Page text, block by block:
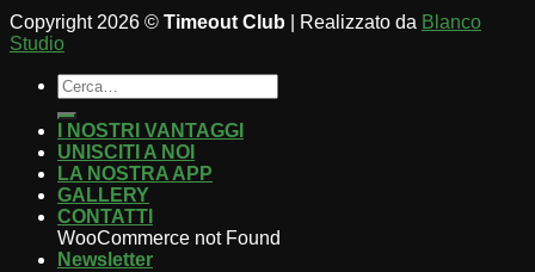
Copyright 2026 © Timeout Club | Realizzato da Blanco
Studio
I NOSTRI VANTAGGI
UNISCITI A NOI
LA NOSTRA APP
GALLERY
CONTATTI
WooCommerce not Found
Newsletter